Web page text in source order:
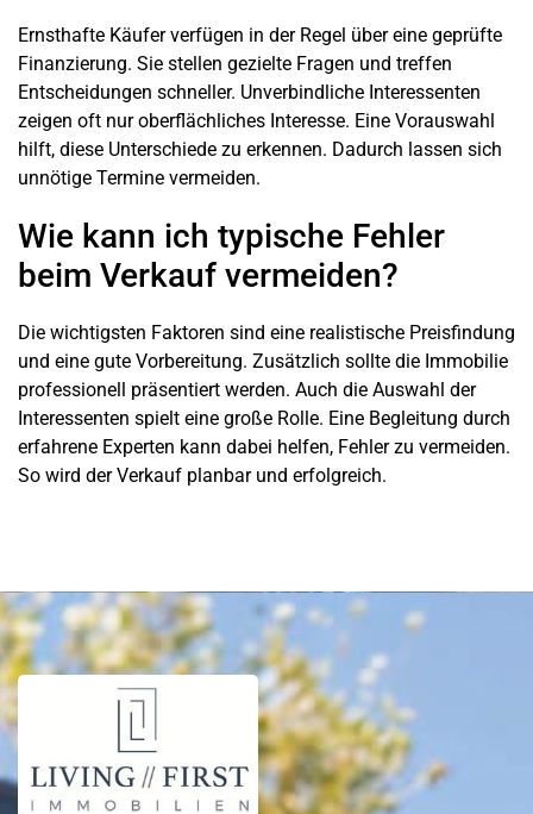
Ernsthafte Käufer verfügen in der Regel über eine geprüfte
Finanzierung. Sie stellen gezielte Fragen und treffen
Entscheidungen schneller. Unverbindliche Interessenten
zeigen oft nur oberflächliches Interesse. Eine Vorauswahl
hilft, diese Unterschiede zu erkennen. Dadurch lassen sich
unnötige Termine vermeiden.
Wie kann ich typische Fehler
beim Verkauf vermeiden?
Die wichtigsten Faktoren sind eine realistische Preisfindung
und eine gute Vorbereitung. Zusätzlich sollte die Immobilie
professionell präsentiert werden. Auch die Auswahl der
Interessenten spielt eine große Rolle. Eine Begleitung durch
erfahrene Experten kann dabei helfen, Fehler zu vermeiden.
So wird der Verkauf planbar und erfolgreich.